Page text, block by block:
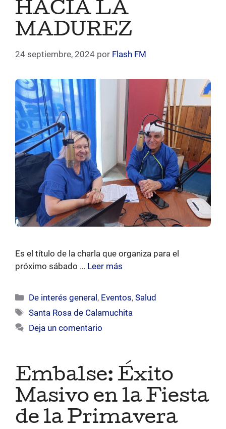
HACIA LA
MADUREZ
24 septiembre, 2024 por Flash FM
Es el título de la charla que organiza para el
próximo sábado … Leer más
Categorías
De interés general, Eventos,Salud
Etiquetas
Santa Rosa de Calamuchita
Deja un comentario
Embalse: Éxito
Masivo en la Fiesta
de la Primavera